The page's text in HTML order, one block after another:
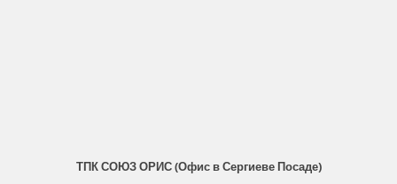
ТПК СОЮЗ ОРИС (Офис в Сергиеве Посаде)